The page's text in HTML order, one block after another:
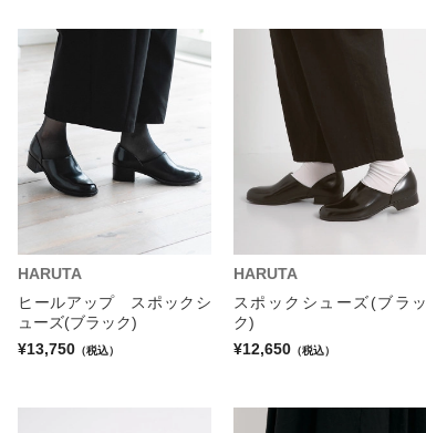
HARUTA
ヒールアップ スポックシ
ューズ(ブラック)
¥13,750 （税込）
HARUTA
スポックシューズ(ブラッ
ク)
¥12,650 （税込）